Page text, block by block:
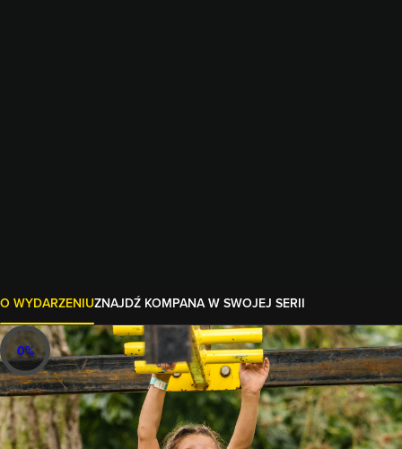
O WYDARZENIUZNAJDŹ KOMPANA W SWOJEJ SERII
0%
21.06.2026
Family
15 przeszkód
2 KM+